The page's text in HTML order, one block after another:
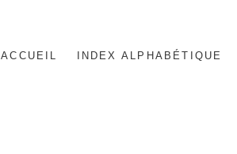
ACCUEIL INDEX ALPHABÉTIQUE